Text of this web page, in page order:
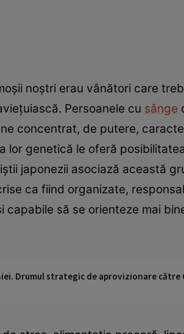
noştri erau vânători care
Persoanele cu sânge
concentrat, de putere,
genetică le oferă
japonezii asociază această
ca fiind organizate,
să se orienteze mai
Drumul strategic de aprovizionare către